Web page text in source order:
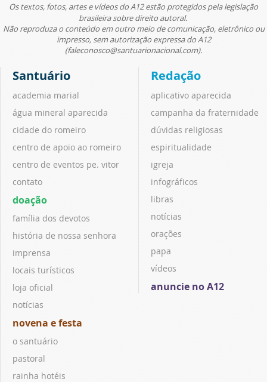
Os textos, fotos, artes e vídeos do A12 estão protegidos pela legislação
brasileira sobre direito autoral.
Não reproduza o conteúdo em outro meio de comunicação, eletrônico ou
impresso, sem autorização expressa do A12
(faleconosco@santuarionacional.com).
Santuário
academia marial
água mineral aparecida
cidade do romeiro
centro de apoio ao romeiro
centro de eventos pe. vitor
contato
doação
família dos devotos
história de nossa senhora
imprensa
locais turísticos
loja oficial
notícias
novena e festa
o santuário
pastoral
rainha hotéis
Redação
aplicativo aparecida
campanha da fraternidade
dúvidas religiosas
espiritualidade
igreja
infográficos
libras
notícias
orações
papa
vídeos
anuncie no A12